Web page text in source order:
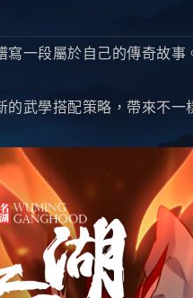
段屬於自己的傳奇故事
學搭配策略，帶來不一